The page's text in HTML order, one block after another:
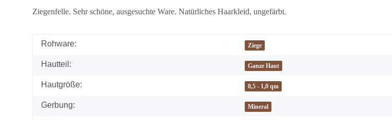
Ziegenfelle. Sehr schöne, ausgesuchte Ware. Natürliches Haarkleid, ungefärbt.
Rohware: Ziege
Hautteil: Ganze Haut
Hautgröße: 0,5 - 1,0 qm
Gerbung: Mineral